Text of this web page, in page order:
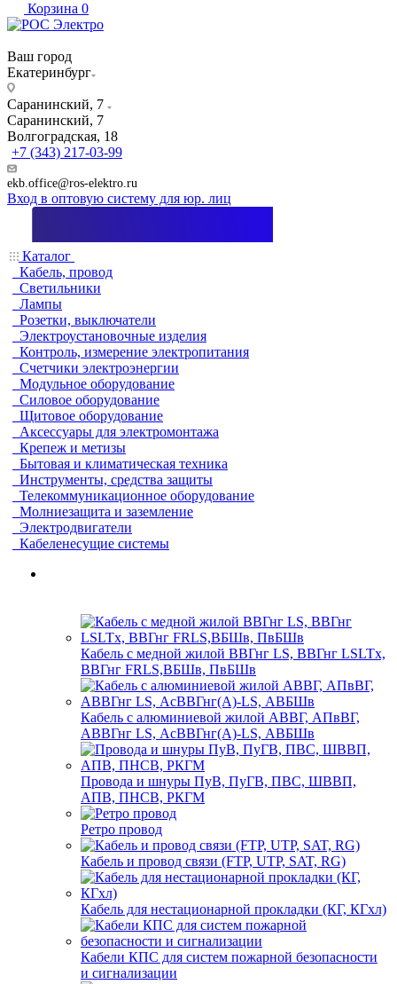
Корзина 0
Ваш город
Екатеринбург
Саранинский, 7
Саранинский, 7
Волгоградская, 18
+7 (343) 217-03-99
ekb.office@ros-elektro.ru
Вход в оптовую систему для юр. лиц
Каталог
Кабель, провод
Светильники
Лампы
Розетки, выключатели
Электроустановочные изделия
Контроль, измерение электропитания
Счетчики электроэнергии
Модульное оборудование
Силовое оборудование
Щитовое оборудование
Аксессуары для электромонтажа
Крепеж и метизы
Бытовая и климатическая техника
Инструменты, средства защиты
Телекоммуникационное оборудование
Молниезащита и заземление
Электродвигатели
Кабеленесущие системы
Кабель с медной жилой ВВГнг LS, ВВГнг LSLTx,
ВВГнг FRLS,ВБШв, ПвБШв
Кабель с алюминиевой жилой АВВГ, АПвВГ,
АВВГнг LS, АсВВГнг(А)-LS, АВБШв
Провода и шнуры ПуВ, ПуГВ, ПВС, ШВВП,
АПВ, ПНСВ, РКГМ
Ретро провод
Кабель и провод связи (FTP, UTP, SAT, RG)
Кабель для нестационарной прокладки (КГ, КГхл)
Кабели КПС для систем пожарной безопасности
и сигнализации